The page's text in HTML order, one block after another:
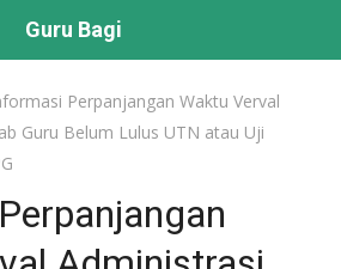
Guru Bagi
Perpanjangan Waktu Verval
Guru Belum Lulus UTN atau Uji